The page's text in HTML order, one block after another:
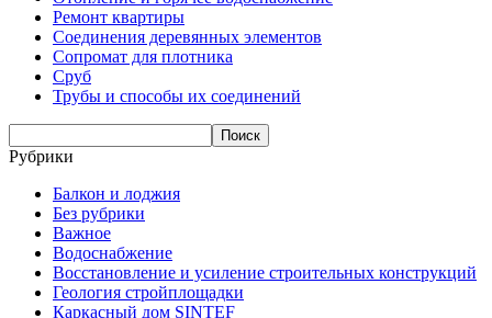
Ремонт квартиры
Соединения деревянных элементов
Сопромат для плотника
Сруб
Трубы и способы их соединений
Рубрики
Балкон и лоджия
Без рубрики
Важное
Водоснабжение
Восстановление и усиление строительных конструкций
Геология стройплощадки
Каркасный дом SINTEF